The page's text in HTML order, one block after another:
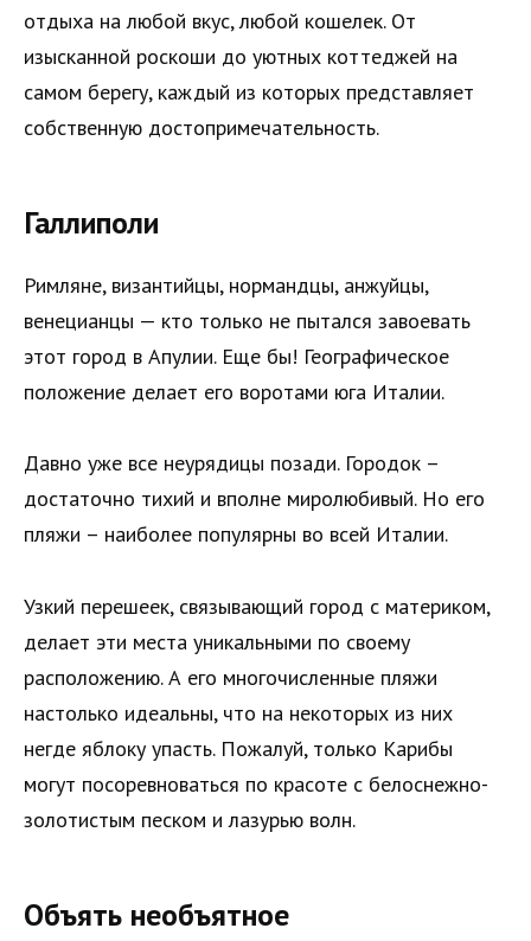
отдыха на любой вкус, любой кошелек. От
изысканной роскоши до уютных коттеджей на
самом берегу, каждый из которых представляет
собственную достопримечательность.
Галлиполи
Римляне, византийцы, нормандцы, анжуйцы,
венецианцы — кто только не пытался завоевать
этот город в Апулии. Еще бы! Географическое
положение делает его воротами юга Италии.
Давно уже все неурядицы позади. Городок –
достаточно тихий и вполне миролюбивый. Но его
пляжи – наиболее популярны во всей Италии.
Узкий перешеек, связывающий город с материком,
делает эти места уникальными по своему
расположению. А его многочисленные пляжи
настолько идеальны, что на некоторых из них
негде яблоку упасть. Пожалуй, только Карибы
могут посоревноваться по красоте с белоснежно-
золотистым песком и лазурью волн.
Объять необъятное